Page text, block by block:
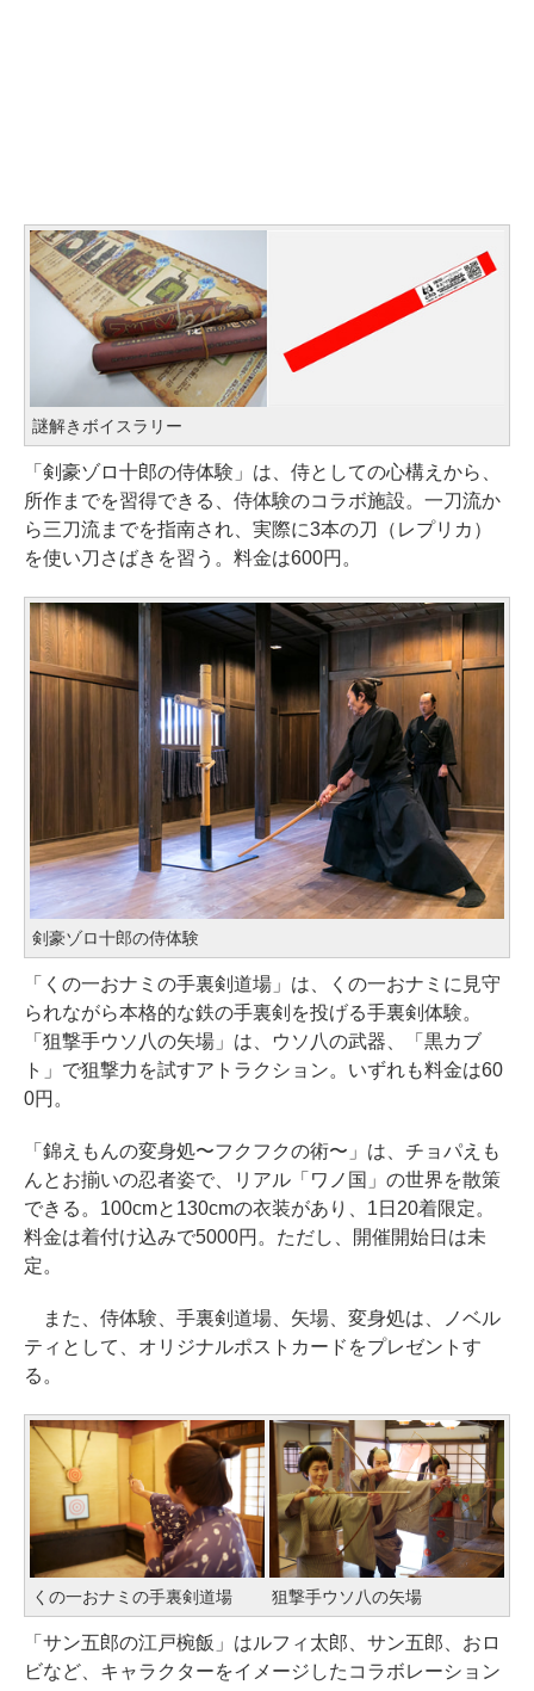
謎解きボイスラリー
「剣豪ゾロ十郎の侍体験」は、侍としての心構えから、
所作までを習得できる、侍体験のコラボ施設。一刀流か
ら三刀流までを指南され、実際に3本の刀（レプリカ）
を使い刀さばきを習う。料金は600円。
剣豪ゾロ十郎の侍体験
「くの一おナミの手裏剣道場」は、くの一おナミに見守
られながら本格的な鉄の手裏剣を投げる手裏剣体験。
「狙撃手ウソ八の矢場」は、ウソ八の武器、「黒カブ
ト」で狙撃力を試すアトラクション。いずれも料金は60
0円。
「錦えもんの変身処〜フクフクの術〜」は、チョパえも
んとお揃いの忍者姿で、リアル「ワノ国」の世界を散策
できる。100cmと130cmの衣装があり、1日20着限定。
料金は着付け込みで5000円。ただし、開催開始日は未
定。
また、侍体験、手裏剣道場、矢場、変身処は、ノベル
ティとして、オリジナルポストカードをプレゼントす
る。
くの一おナミの手裏剣道場 狙撃手ウソ八の矢場
「サン五郎の江戸椀飯」はルフィ太郎、サン五郎、おロ
ビなど、キャラクターをイメージしたコラボレーション